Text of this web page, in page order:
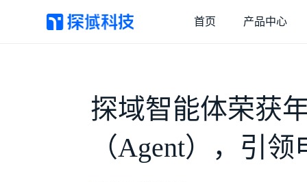
首页 产品中心
抖店外呼
抖店用户和订单强触达
探域智能体荣获
（Agent），引